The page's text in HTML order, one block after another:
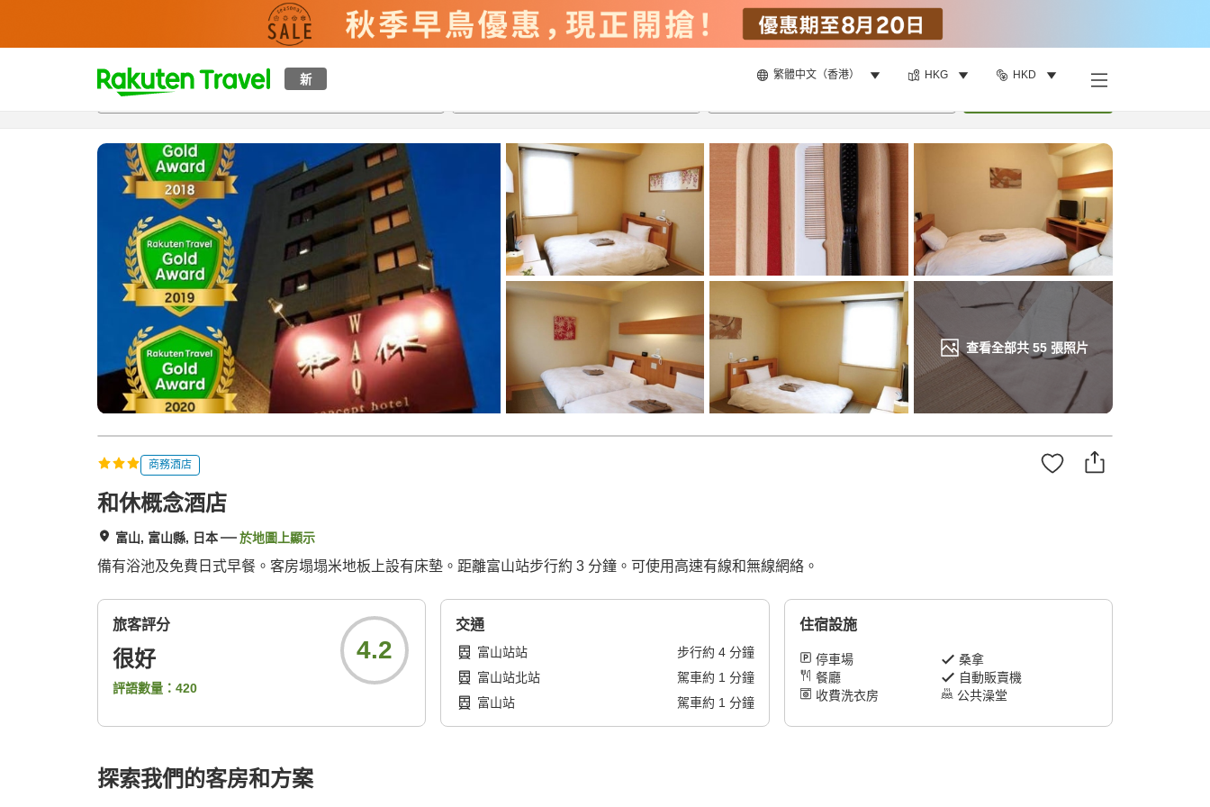
新 繁體中文（香港） HKG HKD
t
p
a
查看全部共 55張照片
概覽房間及住宿方案 評價特色設施
商務酒店
和休概念酒店
富山, 富山縣, 日本 於地圖上顯示
備有浴池及免費日式早餐。客房塌塌米地板上設有床墊。距離富山站步行約 3 分鐘。可使用高速有線和無線網絡。
旅客評分
很好
評語數量： 420
4.2
交通
富山站站 步行約 4分鐘
富山站北站
駕車約 1 分鐘
富山站
駕車約 1 分鐘
住宿設施
停車場
桑拿
餐廳
自動販賣機
收費洗衣房
公共澡堂
探索我們的客房和方案